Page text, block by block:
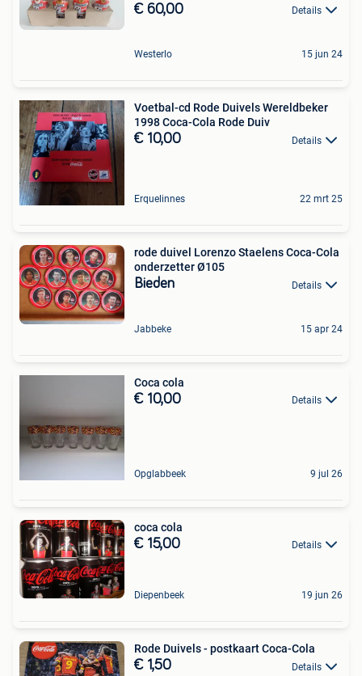
€ 60,00 Details
Westerlo 15 jun 24
Voetbal-cd Rode Duivels Wereldbeker
1998 Coca-Cola Rode Duiv
€ 10,00 Details
Erquelinnes 22 mrt 25
rode duivel Lorenzo Staelens Coca-Cola
onderzetter Ø105
Bieden Details
Jabbeke 15 apr 24
Coca cola
€ 10,00 Details
Opglabbeek 9 jul 26
coca cola
€ 15,00 Details
Diepenbeek 19 jun 26
Rode Duivels - postkaart Coca-Cola
€ 1,50 Details